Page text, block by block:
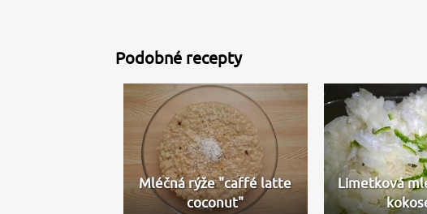
Podobné recepty
Mléčná rýže "caffé latte
coconut"
Limetková